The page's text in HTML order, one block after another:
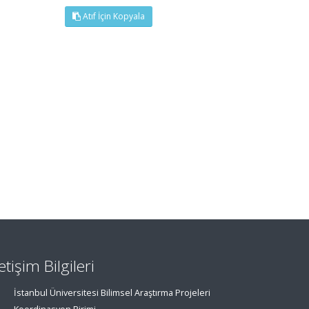
Atıf İçin Kopyala
Bilgileri
İstanbul Üniversitesi Bilimsel Araştırma Projeleri